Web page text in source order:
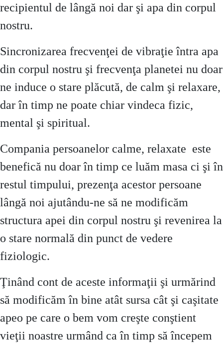
recipientul de lângă noi dar şi apa din corpul
nostru.
Sincronizarea frecvenţei de vibraţie întra apa
din corpul nostru şi frecvenţa planetei nu doar
ne induce o stare plăcută, de calm şi relaxare,
dar în timp ne poate chiar vindeca fizic,
mental şi spiritual.
Compania persoanelor calme, relaxate este
benefică nu doar în timp ce luăm masa ci şi în
restul timpului, prezenţa acestor persoane
lângă noi ajutându-ne să ne modificăm
structura apei din corpul nostru şi revenirea la
o stare normală din punct de vedere
fiziologic.
Ţinând cont de aceste informaţii şi urmărind
să modificăm în bine atât sursa cât şi caşitate
apeo pe care o bem vom creşte conştient
vieţii noastre urmând ca în timp să începem